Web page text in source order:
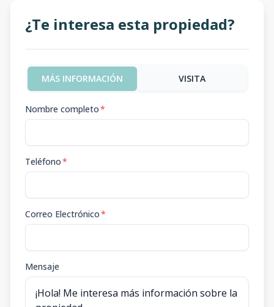
¿Te interesa esta propiedad?
MÁS INFORMACIÓN VISITA
Nombre completo*
Teléfono*
Correo Electrónico*
Mensaje